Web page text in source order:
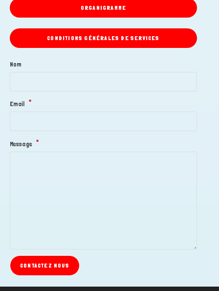
ORGANIGRAMME
CONDITIONS GÉNÉRALES DE SERVICES
Nom
Email *
Message *
CONTACTEZ NOUS